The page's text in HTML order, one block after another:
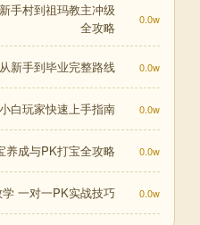
手村到祖玛教主冲级
全攻略
0.0w
新手到毕业完整路线 0.0w
白玩家快速上手指南 0.0w
养成与PK打宝全攻略 0.0w
一对一PK实战技巧 0.0w